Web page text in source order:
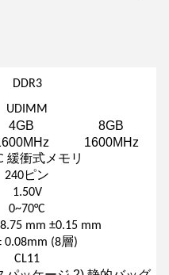
DDR3
UDIMM
4GB 8GB
1600MHz
緩衝式メモリ
240ピン
1.50V
0~70°C
mm ±0.15 mm
0.08mm (8層)
CL11